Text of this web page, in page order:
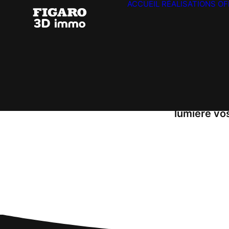
ACCUEIL RÉALISATIONS
valoriser
lumière